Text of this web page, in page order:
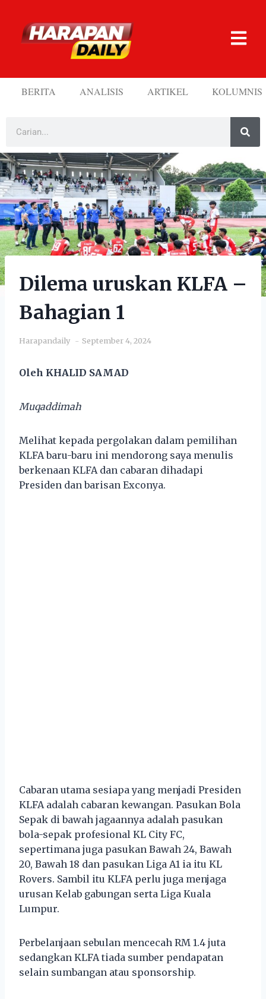
BERITA ANALISIS ARTIKEL KOLUMNIS
Dilema uruskan KLFA –
Bahagian 1
Harapandaily September 4, 2024
Oleh KHALID SAMAD
Muqaddimah
Melihat kepada pergolakan dalam pemilihan
KLFA baru-baru ini mendorong saya menulis
berkenaan KLFA dan cabaran dihadapi
Presiden dan barisan Exconya.
Cabaran utama sesiapa yang menjadi Presiden
KLFA adalah cabaran kewangan. Pasukan Bola
Sepak di bawah jagaannya adalah pasukan
bola-sepak profesional KL City FC,
sepertimana juga pasukan Bawah 24, Bawah
20, Bawah 18 dan pasukan Liga A1 ia itu KL
Rovers. Sambil itu KLFA perlu juga menjaga
urusan Kelab gabungan serta Liga Kuala
Lumpur.
Perbelanjaan sebulan mencecah RM 1.4 juta
sedangkan KLFA tiada sumber pendapatan
selain sumbangan atau sponsorship.